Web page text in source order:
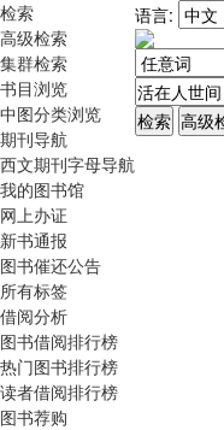
检索
高级检索
集群检索
书目浏览
中图分类浏览
期刊导航
西文期刊字母导航
我的图书馆
网上办证
新书通报
图书催还公告
所有标签
借阅分析
图书借阅排行榜
热门图书排行榜
读者借阅排行榜
图书荐购
语言: